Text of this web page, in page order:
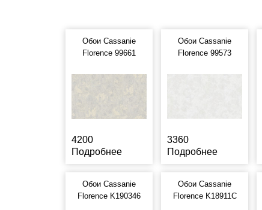
Обои Cassanie
Florence 99661
4200
Подробнее
Обои Cassanie
Florence 99573
3360
Подробнее
Обои Cassanie
Florence K190346
Обои Cassanie
Florence K18911C